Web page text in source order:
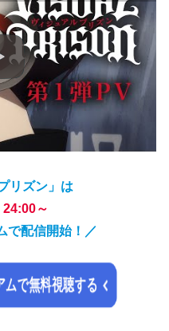
リズン」は
24:00～
で配信開始！／
ムで無料視聴する